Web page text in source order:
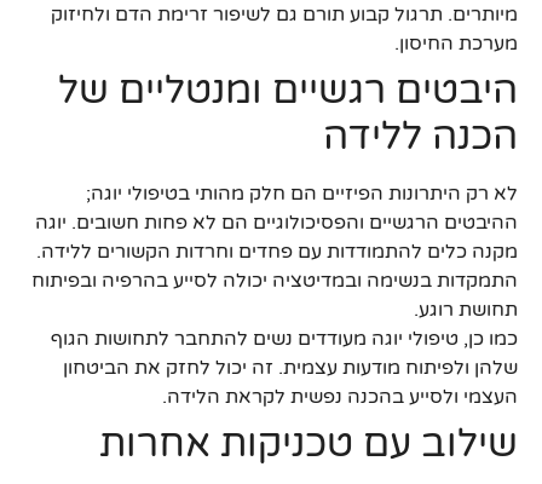
מיותרים. תרגול קבוע תורם גם לשיפור זרימת הדם ולחיזוק
מערכת החיסון.
היבטים רגשיים ומנטליים של
הכנה ללידה
לא רק היתרונות הפיזיים הם חלק מהותי בטיפולי יוגה;
ההיבטים הרגשיים והפסיכולוגיים הם לא פחות חשובים. יוגה
מקנה כלים להתמודדות עם פחדים וחרדות הקשורים ללידה.
התמקדות בנשימה ובמדיטציה יכולה לסייע בהרפיה ובפיתוח
תחושת רוגע.
כמו כן, טיפולי יוגה מעודדים נשים להתחבר לתחושות הגוף
שלהן ולפיתוח מודעות עצמית. זה יכול לחזק את הביטחון
העצמי ולסייע בהכנה נפשית לקראת הלידה.
שילוב עם טכניקות אחרות